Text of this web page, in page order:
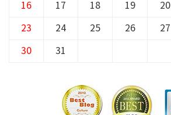
16 17 18 19 20
23 24 25 26 27
30 31